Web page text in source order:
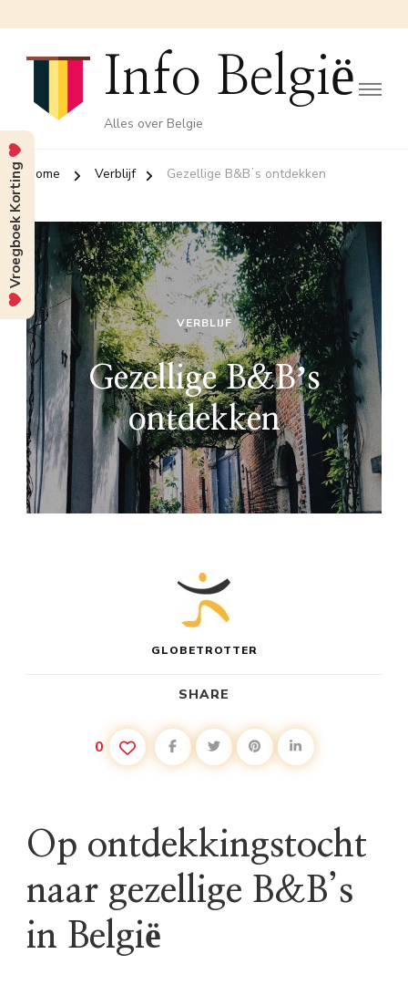
Info België
Alles over Belgie
Home Verblijf Gezellige B&Bʼs ontdekken
VERBLIJF
Gezellige B&Bʼs
ontdekken
GLOBETROTTER
SHARE
0
Op ontdekkingstocht
naar gezellige B&B’s
in België
Vroegboek Korting